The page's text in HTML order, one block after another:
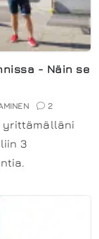
- Näin se
2
yrittämälläni
3